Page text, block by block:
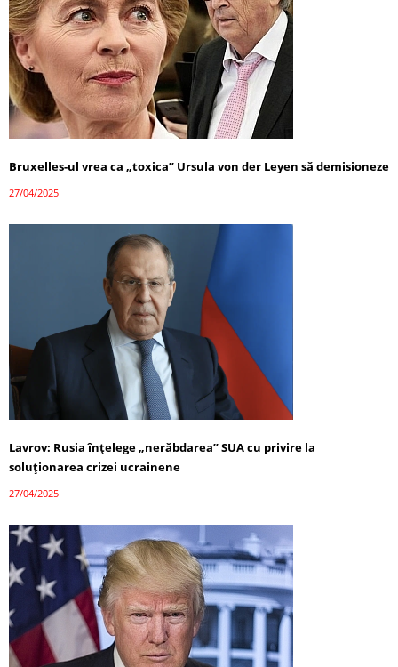
Bruxelles-ul vrea ca „toxica” Ursula von der Leyen să demisioneze
27/04/2025
Lavrov: Rusia înțelege „nerăbdarea” SUA cu privire la
soluționarea crizei ucrainene
27/04/2025